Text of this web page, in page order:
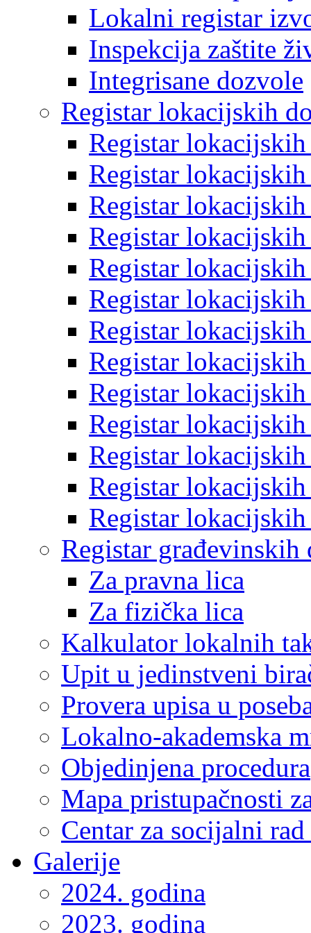
Lokalni registar
Inspekcija zaštite
Integrisane dozvole
Registar lokacijskih
Registar
Registar
Registar
Registar
Registar
Registar
Registar
Registar
Registar
Registar
Registar
Registar
Registar
Registar građevinskih
Za pravna lica
Za fizička lica
Kalkulator lokalnih
Upit u jedinstveni
Provera upisa u
Lokalno-akademska
Objedinjena procedura
Mapa pristupačnosti
Centar za socijalni
Galerije
2024. godina
2023. godina